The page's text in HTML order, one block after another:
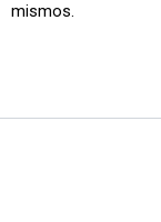
mismos.